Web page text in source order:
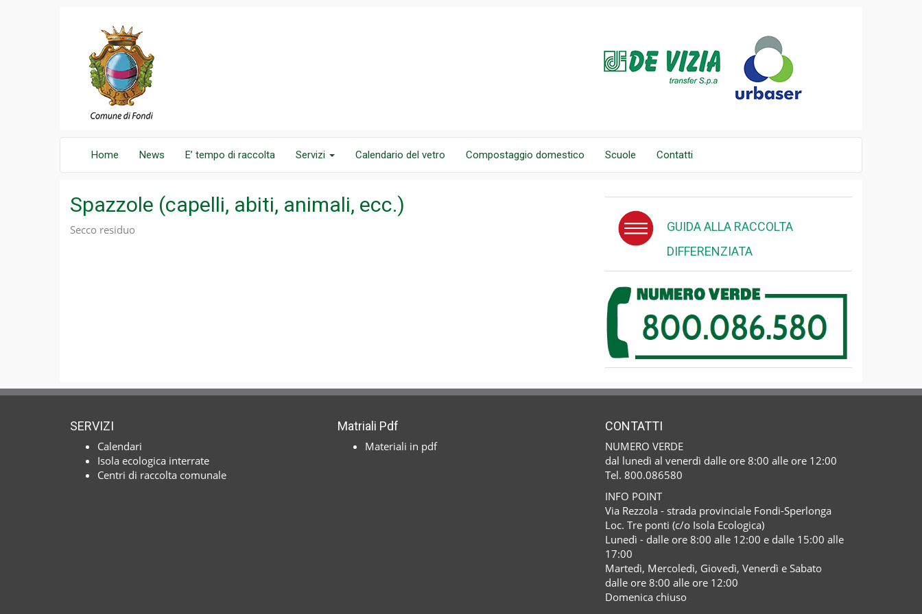
Home News E’ tempo di raccolta Servizi Calendario del vetro Compostaggio domestico Scuole Contatti
Spazzole (capelli, abiti, animali, ecc.)
Secco residuo
GUIDA ALLA RACCOLTA
DIFFERENZIATA
SERVIZI
Calendari
Isola ecologica interrate
Centri di raccolta comunale
Matriali Pdf
Materiali in pdf
CONTATTI
NUMERO VERDE
dal lunedì al venerdì dalle ore 8:00 alle ore 12:00
Tel. 800.086580
INFO POINT
Via Rezzola - strada provinciale Fondi-Sperlonga
Loc. Tre ponti (c/o Isola Ecologica)
Lunedì - dalle ore 8:00 alle 12:00 e dalle 15:00 alle
17:00
Martedì, Mercoledì, Giovedì, Venerdì e Sabato
dalle ore 8:00 alle ore 12:00
Domenica chiuso